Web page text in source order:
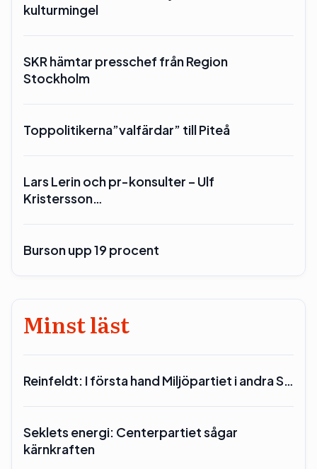
kulturmingel
SKR hämtar presschef från Region
Stockholm
Toppolitikerna”valfärdar” till Piteå
Lars Lerin och pr-konsulter – Ulf
Kristersson…
Burson upp 19 procent
Minst läst
Reinfeldt: I första hand Miljöpartiet i andra S…
Seklets energi: Centerpartiet sågar
kärnkraften